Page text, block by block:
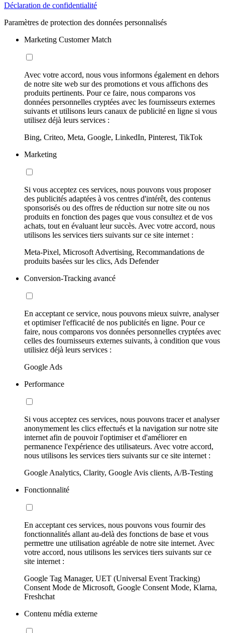
Déclaration de confidentialité
Paramètres de protection des données personnalisés
Marketing Customer Match
Avec votre accord, nous vous informons également en dehors
de notre site web sur des promotions et vous affichons des
produits pertinents. Pour ce faire, nous comparons vos
données personnelles cryptées avec les fournisseurs externes
suivants et utilisons leurs canaux de publicité en ligne si vous
utilisez déjà leurs services :
Bing, Criteo, Meta, Google, LinkedIn, Pinterest, TikTok
Marketing
Si vous acceptez ces services, nous pouvons vous proposer
des publicités adaptées à vos centres d'intérêt, des contenus
sponsorisés ou des offres de réduction sur notre site ou nos
produits en fonction des pages que vous consultez et de vos
achats, tout en évaluant leur succès. Avec votre accord, nous
utilisons les services tiers suivants sur ce site internet :
Meta-Pixel, Microsoft Advertising, Recommandations de
produits basées sur les clics, Ads Defender
Conversion-Tracking avancé
En acceptant ce service, nous pouvons mieux suivre, analyser
et optimiser l'efficacité de nos publicités en ligne. Pour ce
faire, nous comparons vos données personnelles cryptées avec
celles des fournisseurs externes suivants, à condition que vous
utilisiez déjà leurs services :
Google Ads
Performance
Si vous acceptez ces services, nous pouvons tracer et analyser
anonymement les clics effectués et la navigation sur notre site
internet afin de pouvoir l'optimiser et d'améliorer en
permanence l'expérience des utilisateurs. Avec votre accord,
nous utilisons les services tiers suivants sur ce site internet :
Google Analytics, Clarity, Google Avis clients, A/B-Testing
Fonctionnalité
En acceptant ces services, nous pouvons vous fournir des
fonctionnalités allant au-delà des fonctions de base et vous
permettre une utilisation agréable de notre site internet. Avec
votre accord, nous utilisons les services tiers suivants sur ce
site internet :
Google Tag Manager, UET (Universal Event Tracking)
Consent Mode de Microsoft, Google Consent Mode, Klarna,
Freshchat
Contenu média externe